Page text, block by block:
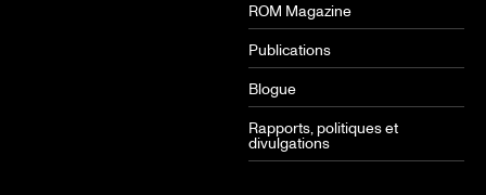
ROM Magazine
Publications
Blogue
Rapports, politiques et
divulgations